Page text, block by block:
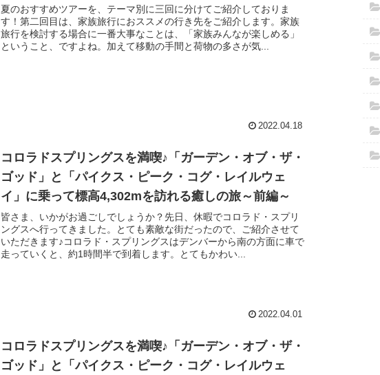
夏のおすすめツアーを、テーマ別に三回に分けてご紹介しておりま
す！第二回目は、家族旅行におススメの行き先をご紹介します。家族
旅行を検討する場合に一番大事なことは、「家族みんなが楽しめる」
ということ、ですよね。加えて移動の手間と荷物の多さが気...
2022.04.18
コロラドスプリングスを満喫♪「ガーデン・オブ・ザ・
ゴッド」と「パイクス・ピーク・コグ・レイルウェ
イ」に乗って標高4,302mを訪れる癒しの旅～前編～
皆さま、いかがお過ごしでしょうか？先日、休暇でコロラド・スプリ
ングスへ行ってきました。とても素敵な街だったので、ご紹介させて
いただきます♪コロラド・スプリングスはデンバーから南の方面に車で
走っていくと、約1時間半で到着します。とてもかわい...
2022.04.01
コロラドスプリングスを満喫♪「ガーデン・オブ・ザ・
ゴッド」と「パイクス・ピーク・コグ・レイルウェ